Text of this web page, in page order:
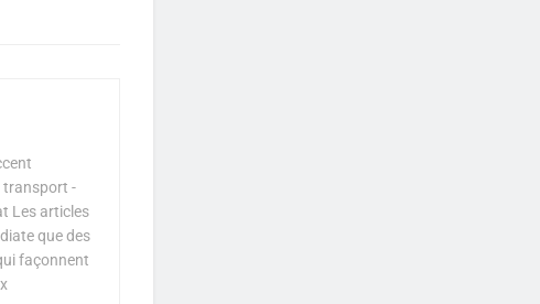
transport -
Les articles
que des
façonnent